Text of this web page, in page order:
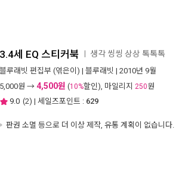
3.4세 EQ 스티커북 생각 씽씽 상상 톡톡톡
블루래빗 편집부 (엮은이) | 블루래빗 | 2010년 9월
5,000원 → 4,500원 (10%할인), 마일리지 250원
9.0 (2) | 세일즈포인트 : 629
판권 소멸 등으로 더 이상 제작, 유통 계획이 없습니다.